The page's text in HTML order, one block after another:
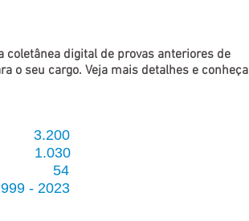
digital de provas anteriores de
o seu cargo. Veja mais detalhes e conheça
030